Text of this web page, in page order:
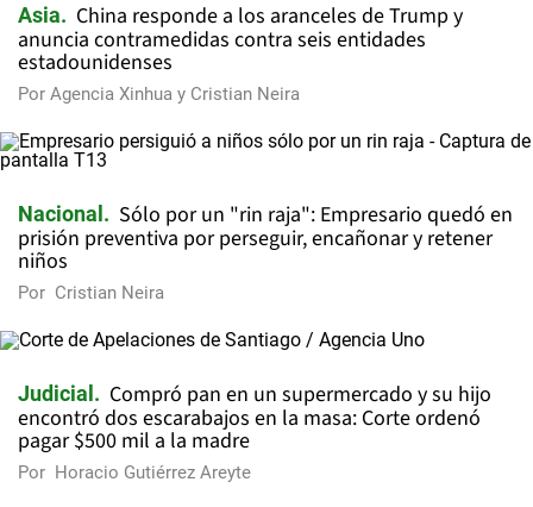
Asia
China responde a los aranceles de Trump y
anuncia contramedidas contra seis entidades
estadounidenses
Por Agencia Xinhua y Cristian Neira
Nacional
Sólo por un "rin raja": Empresario quedó en
prisión preventiva por perseguir, encañonar y retener
niños
Por Cristian Neira
Judicial
Compró pan en un supermercado y su hijo
encontró dos escarabajos en la masa: Corte ordenó
pagar $500 mil a la madre
Por Horacio Gutiérrez Areyte